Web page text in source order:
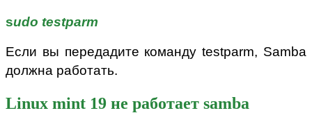
sudo testparm
Если вы передадите команду testparm, Samba
должна работать.
Linux mint 19 не работает samba